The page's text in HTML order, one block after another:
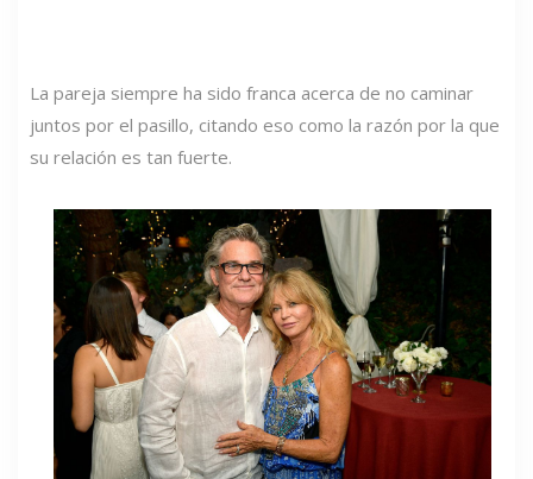
La pareja siempre ha sido franca acerca de no caminar
juntos por el pasillo, citando eso como la razón por la que
su relación es tan fuerte.